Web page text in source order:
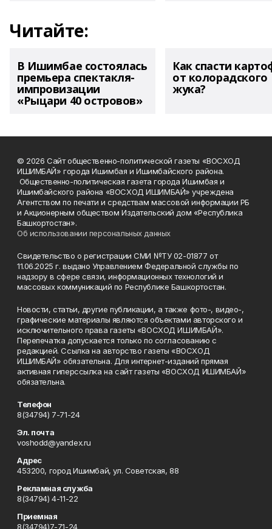
Читайте:
В Ишимбае состоялась
премьера спектакля-
импровизации
«Рыцари 40 островов»
Как спасти
от колорадского
жука?
© 2026 Сайт общественно-политической газеты «ВОСХОД
ИШИМБАЙ» города Ишимбая и Ишимбайского района.
Общественно-политическая газета города Ишимбая и
Ишимбайского района «ВОСХОД ИШИМБАЙ» учреждена
Агентством по печати и средствам массовой информации РБ
и Акционерным обществом Издательский дом «Республика
Башкортостан».
Об использовании персональных данных
Свидетельство о регистрации СМИ №ТУ 02-01877 от
11.06.2025 г. выдано Управлением Федеральной службы по
надзору в сфере связи, информационных технологий и
массовых коммуникаций по Республике Башкортостан.
Новости, статьи, другие публикации, а также фото-, видео-,
графические материалы являются объектами авторского и
исключительного права газеты «ВОСХОД ИШИМБАЙ».
Перепечатка допускается только по согласованию с
редакцией. Ссылка на авторство газеты «ВОСХОД
ИШИМБАЙ» обязательна. Для интернет-изданий прямая
активная гиперссылка на сайт газеты «ВОСХОД ИШИМБАЙ»
обязательна.
Телефон
8(34794) 7-71-24
Эл. почта
voshodd@yandex.ru
Адрес
453200, город Ишимбай, ул. Советская, 88
Рекламная служба
8(34794) 4-11-22
Приемная
8(34794)7-71-24